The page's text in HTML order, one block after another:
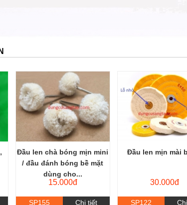
/ đầu đánh bóng bề mặt
dùng cho...
15.000đ
SP155 Chi tiết SP122